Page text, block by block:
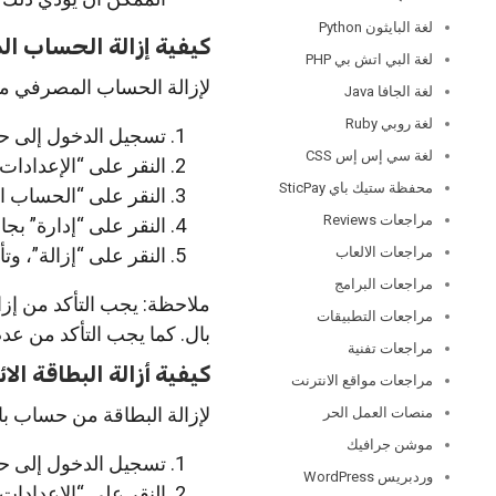
كيفية إزالة الحساب
لإزالة الحساب المصرفي
تسجيل الدخول إلى
النقر على
النقر على “الحساب
النقر على “إدارة”
النقر على “إزالة”،
ملاحظة: يجب التأكد من
بال. كما يجب التأكد من
كيفية أزالة البطاقة
لإزالة البطاقة من حساب
تسجيل الدخول إلى
لغة البايثون Python
لغة البي اتش بي PHP
لغة الجافا Java
لغة روبي Ruby
لغة سي إس إس CSS
محفظة ستيك باي SticPay
مراجعات Reviews
مراجعات الالعاب
مراجعات البرامج
مراجعات التطبيقات
مراجعات تفنية
مراجعات مواقع الانترنت
منصات العمل الحر
موشن جرافيك
وردبريس WordPress